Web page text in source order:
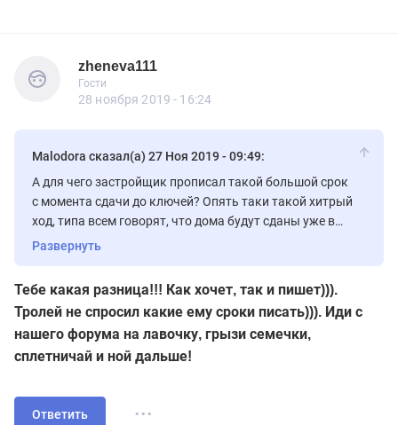
zheneva111
zheneva111
Гости
Гости
28 ноября 2019 - 16:24
Malodora сказал(а) 27 Ноя 2019 - 09:49:
А для чего застройщик прописал такой большой срок
с момента сдачи до ключей? Опять таки такой хитрый
ход, типа всем говорят, что дома будут сданы уже в
конце 2019 года, а по сути сдать могут в конце 2020
тут фигурирует, лишь для того, чтобы привлечь людей,
типа ждать то недолго а по сути ждать больше года.
Развернуть
Тебе какая разница!!! Как хочет, так и пишет))).
Тролей не спросил какие ему сроки писать))). Иди с
нашего форума на лавочку, грызи семечки,
сплетничай и ной дальше!
Ответить ...